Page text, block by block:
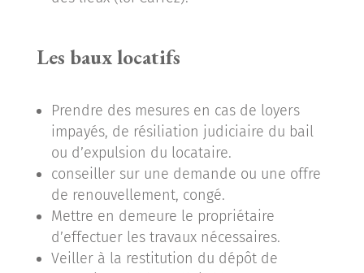
Les baux locatifs
Prendre des mesures en cas de loyers
impayés, de résiliation judiciaire du bail
ou d’expulsion du locataire.
conseiller sur une demande ou une offre
de renouvellement, congé.
Mettre en demeure le propriétaire
d’effectuer les travaux nécessaires.
Veiller à la restitution du dépôt de